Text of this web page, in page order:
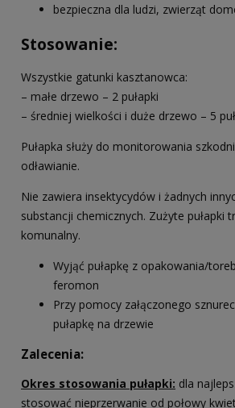
bezpieczna dla ludzi, zwierząt
Stosowanie:
Wszystkie gatunki kasztanowca:
– małe drzewo – 2 pułapki
– średniej wielkości i duże drzewo – 5
Pułapka służy do monitorowania
odławianie.
Nie zawiera insektycydów i żadnych
substancji chemicznych. Zużyte pułapki
komunalny.
Wyjąć pułapkę z opakowania/
feromon
Przy pomocy załączonego
pułapkę na drzewie
Zalecenia:
Okres stosowania pułapki: dla
stosować nieprzerwanie od połowy